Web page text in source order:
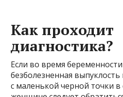
Как проходит
диагностика?
Если во время
безболезненная
с маленькой черной точки в